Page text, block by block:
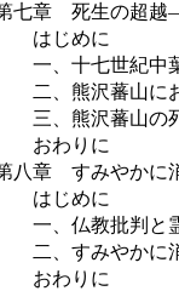
七章 死生の超越
はじめに
一、十七世紀中葉
二、熊沢蕃山に
三、熊沢蕃山の
おわりに
八章 すみやかに
はじめに
一、仏教批判と
二、すみやかに
おわりに